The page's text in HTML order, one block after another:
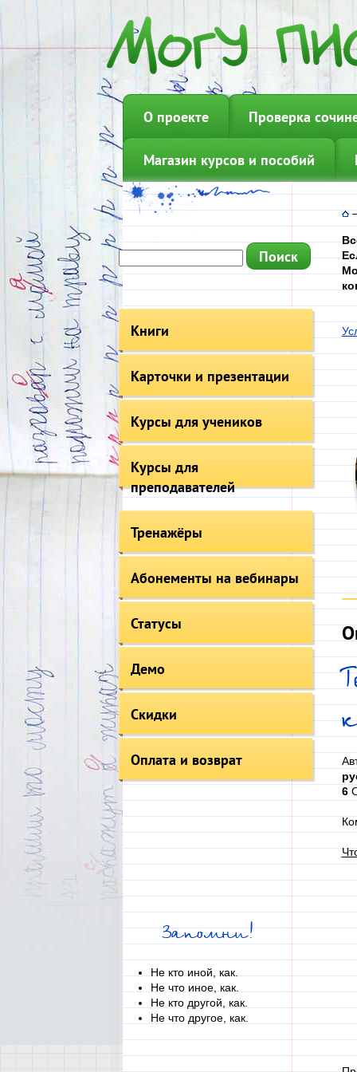
О проекте Проверка
Магазин курсов и пособий
Книги
Карточки и презентации
Курсы для учеников
Курсы для
преподавателей
Тренажёры
Абонементы на вебинары
Статусы
Демо
Скидки
Оплата и возврат
Запомни!
Не кто иной, как.
Не что иное, как.
Не кто другой, как.
Не что другое, как.
6